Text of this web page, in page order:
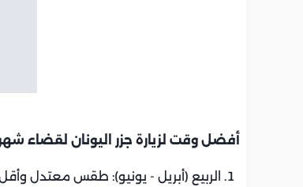
أفضل وقت لزيارة جزر اليونان لقضاء
الربيع (أبريل - يونيو): طقس معتدل وأقل